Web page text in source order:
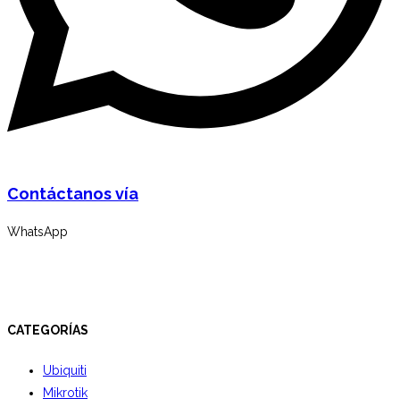
Contáctanos vía
WhatsApp
CATEGORÍAS
Ubiquiti
Mikrotik